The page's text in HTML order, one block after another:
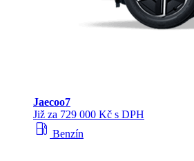
Jaecoo7
Již za 729 000 Kč s DPH
local_gas_station Benzín